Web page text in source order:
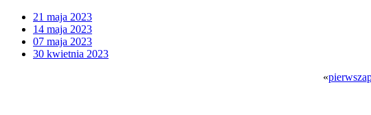
21 maja 2023
14 maja 2023
07 maja 2023
30 kwietnia 2023
«pierwsza